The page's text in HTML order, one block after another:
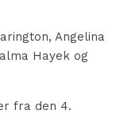
Angelina
Hayek og
fra den 4.